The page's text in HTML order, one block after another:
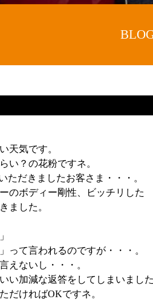
天気です。
い？の花粉ですネ。
ただきましたお客さま・・・。
のボディー剛性、ビッチリした
ました。
って言われるのですが・・・。
えないし・・・。
い加減な返答をしてしまいました
だければOKですネ。